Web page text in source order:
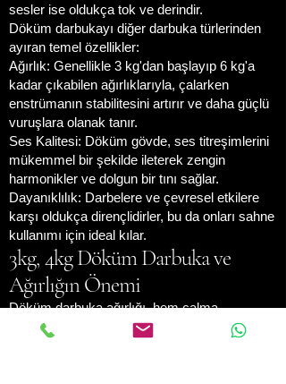
sesler ise oldukça tok ve derindir.
Döküm darbukayı diğer darbuka türlerinden
ayıran temel özellikler:
Ağırlık: Genellikle 3 kg'dan başlayıp 6 kg'a
kadar çıkabilen ağırlıklarıyla, çalarken
enstrümanın stabilitesini artırır ve daha güçlü
vuruşlara olanak tanır.
Ses Kalitesi: Döküm gövde, ses titreşimlerini
mükemmel bir şekilde ileterek zengin
harmonikler ve dolgun bir tını sağlar.
Dayanıklılık: Darbelere ve çevresel etkilere
karşı oldukça dirençlidirler, bu da onları sahne
kullanımı için ideal kılar.
3kg, 4kg Döküm Darbuka ve
Ağırlığın Önemi
Döküm darbuka ağırlığı, hem çalma
deneyimini hem de ses karakterini doğrudan